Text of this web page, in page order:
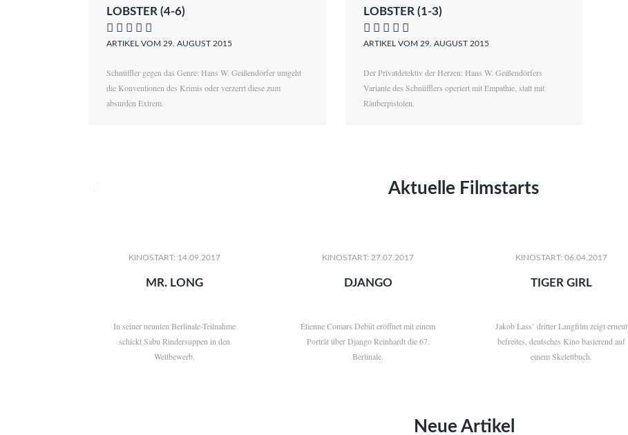
Magdalena Zalewski
LOBSTER (4-6)
    
ARTIKEL VOM 29. AUGUST 2015
Schnüffler gegen das Genre: Hans W. Geißendörfer umgeht
die Konventionen des Krimis oder verzerrt diese zum
absurden Extrem.
LOBSTER (1-3)
    
ARTIKEL VOM 29. AUGUST 2015
Der Privatdetektiv der Herzen: Hans W. Geißendörfers
Variante des Schnüfflers operiert mit Empathie, statt mit
Räuberpistolen.
Aktuelle Filmstarts
KINOSTART: 14.09.2017
MR. LONG
In seiner neunten Berlinale-Teilnahme
schickt Sabu Rindersuppen in den
Wettbewerb.
KINOSTART: 27.07.2017
DJANGO
Étienne Comars Debüt eröffnet mit einem
Porträt über Django Reinhardt die 67.
Berlinale.
KINOSTART: 06.04.2017
TIGER GIRL
Jakob Lass’ dritter Langfilm zeigt erneut
befreites, deutsches Kino basierend auf
einem Skelettbuch.
Neue Artikel